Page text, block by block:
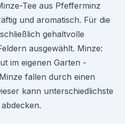
Tee aus Pfefferminz
und aromatisch. Für die
gehaltvolle
ausgewählt. Minze:
im eigenen Garten -
fallen durch einen
kann unterschiedlichste